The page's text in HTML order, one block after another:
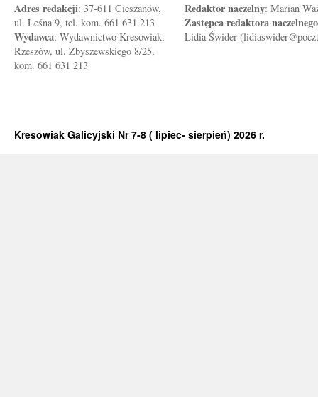
Adres redakcji: 37-611 Cieszanów,
ul. Leśna 9, tel. kom. 661 631 213
Wydawca: Wydawnictwo Kresowiak,
Rzeszów, ul. Zbyszewskiego 8/25,
kom. 661 631 213
Redaktor naczelny: Marian
Zastępca redaktora naczelnego
Lidia Świder
Kresowiak Galicyjski Nr 7-8 ( lipiec- sierpień) 2026 r.